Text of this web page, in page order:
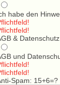
habe den
& Datenschutz
und
Spam: 15+6=?